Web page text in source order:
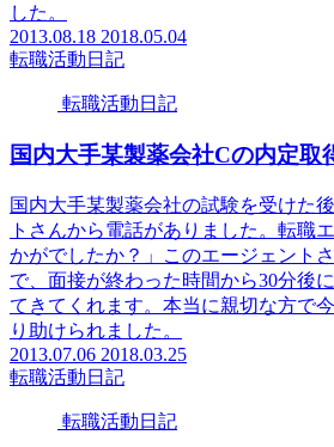
した。
2013.08.18 2018.05.04
転職活動日記
転職活動日記
国内大手某製薬会社Cの内定取
国内大手某製薬会社の試験を受けた
トさんから電話がありました。転職
かがでしたか？」このエージェント
で、面接が終わった時間から30分後
てきてくれます。本当に親切な方で
り助けられました。
2013.07.06 2018.03.25
転職活動日記
転職活動日記